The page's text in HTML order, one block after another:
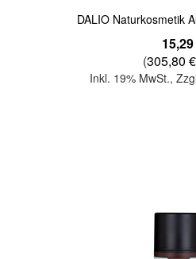
DALIO Naturkosmetik
(305,80 €
Inkl. 19% MwSt.,